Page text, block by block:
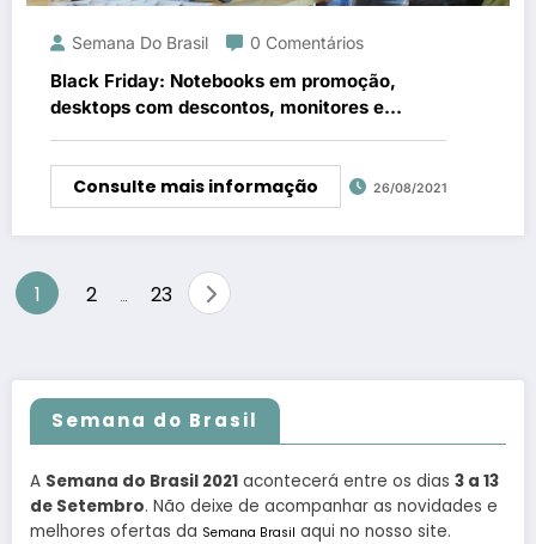
Semana Do Brasil 0 Comentários
Black Friday: Notebooks em promoção,
desktops com descontos, monitores e
Consulte mais informação 26/08/2021
Paginação
1 2 … 23
Semana do Brasil
A Semana do Brasil 2021 acontecerá entre os dias 3 a 13
de Setembro. Não deixe de acompanhar as novidades e
melhores ofertas da Semana Brasil aqui no nosso site.